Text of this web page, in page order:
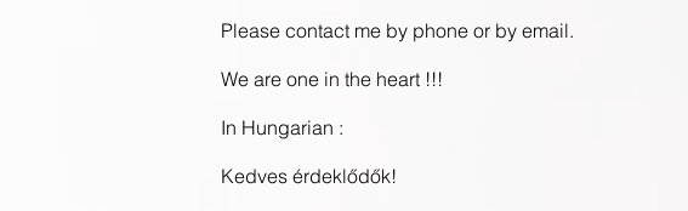
Please contact me by phone or by email.
We are one in the heart !!!
In Hungarian :
Kedves érdeklődők!